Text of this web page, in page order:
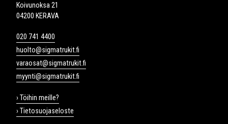
Koivunoksa 21
04200 KERAVA
020 741 4400
huolto@sigmatrukit.fi
varaosat@sigmatrukit.fi
myynti@sigmatrukit.fi
› Töihin meille?
› Tietosuojaseloste